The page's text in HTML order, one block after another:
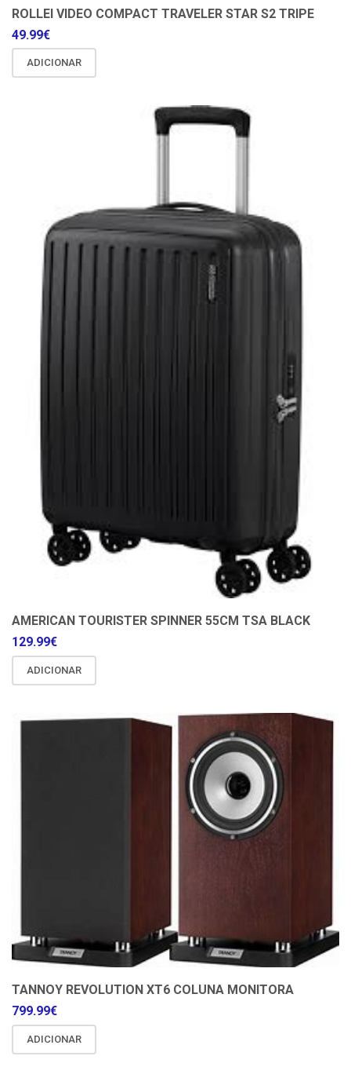
ROLLEI VIDEO COMPACT TRAVELER STAR S2 TRIPE
49.99€
ADICIONAR
AMERICAN TOURISTER SPINNER 55CM TSA BLACK
129.99€
ADICIONAR
TANNOY REVOLUTION XT6 COLUNA MONITORA
799.99€
ADICIONAR